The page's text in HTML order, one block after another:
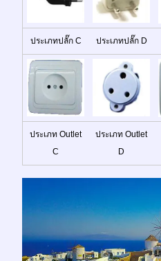
ประเภทปลั๊ก C ประเภทปลั๊ก D
ประเภท Outlet
C
ประเภท Outlet
D